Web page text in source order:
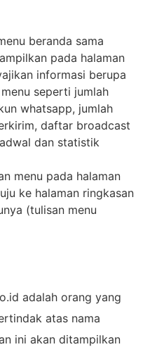
beranda sama
pada halaman
informasi berupa
seperti jumlah
whatsapp, jumlah
daftar broadcast
dan statistik
menu pada halaman
ke halaman ringkasan
(tulisan menu
adalah orang yang
atas nama
ini akan ditampilkan